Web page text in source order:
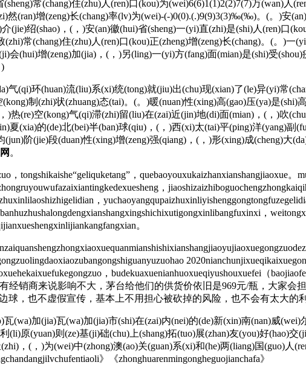
常(chang)住(zhu)人(ren)口(kou)为(wei)6(6)1(1)2(2)7(7)万(wan)人
然(ran)增(zeng)长(chang)率(lv)为(wei)-(-)0(0).(.)9(9)3(3)‰(‰)。(。)安
(jie)绍(shao)，(，)安(an)徽(hui)省(sheng)一(yi)直(zhi)是(shi)人(ren)口
常(chang)住(zhu)人(ren)口(kou)正(zheng)增(zeng)长(chang)。(。)一
会(hui)增(zeng)加(jia)，(，)另(ling)一(yi)方(fang)面(mian)是(shi)受
环(huan)流(liu)系(xi)统(tong)就(jiu)出(chu)现(xian)了(le)异(yi)常
制(zhi)状(zhuang)态(tai)。(。)暖(nuan)性(xing)高(gao)压(ya)是(shi)
热(re)空(kong)气(qi)滞(zhi)留(liu)在(zai)近(jin)地(di)面(mian)，(，)吹
夏(xia)的(de)北(bei)半(ban)球(qiu)，(，)西(xi)太(tai)平(ping)洋(yang)副
阶(jie)段(duan)性(xing)增(zeng)强(qiang)，(，)形(xing)成(cheng)大
。
tongshikaishe“geliquketang”，quebaoyouxukaizhanxianshangjiaoxue。
，
，
，
。
，budekuaxuenianhuoxueqiyushouxuefei（
销商来说影响不大，茅台给他们的供货价依旧是969元/瓶，大家会
，也不虚假宣传，基本上不用担心被砍掉的风险，也不会有太大的
加(jia)瓦(wa)加(jia)市(shi)在(zai)内(nei)的(de)新(xin)南(nan)威(wei)尔
(li)原(yuan)则(ze)基(ji)础(chu)上(shang)拓(tuo)展(zhan)友(you)好(hao)
，(，)为(wei)中(zhong)澳(ao)关(guan)系(xi)和(he)两(liang)国(guo)人
》《zhonghuarenmingongheguojianchafa》